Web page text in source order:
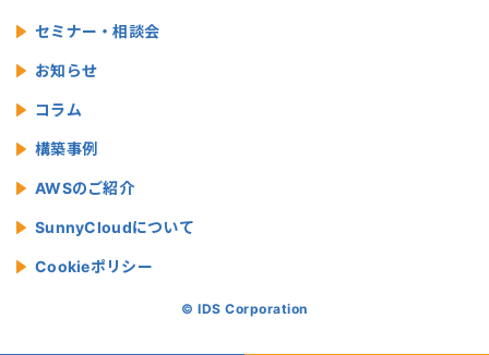
セミナー・相談会
お知らせ
コラム
構築事例
AWSのご紹介
SunnyCloudについて
Cookieポリシー
© IDS Corporation